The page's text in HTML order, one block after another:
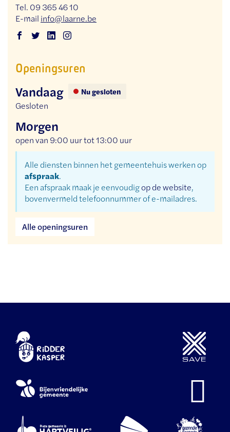
Tel. 09 365 46 10
E-
mail
info@laarne.be
milieumilieumilieumilieu
Openingsuren
Vandaag Nu gesloten
Gesloten
Morgen
open van 9:00 uurtot13:00 uur
Alle diensten binnen het gemeentehuis werken op
afspraak.
Een afspraak maak je eenvoudigop de website,
bovenvermeld telefoonnummer of e-mailadres.
Alle openingsurenDienst